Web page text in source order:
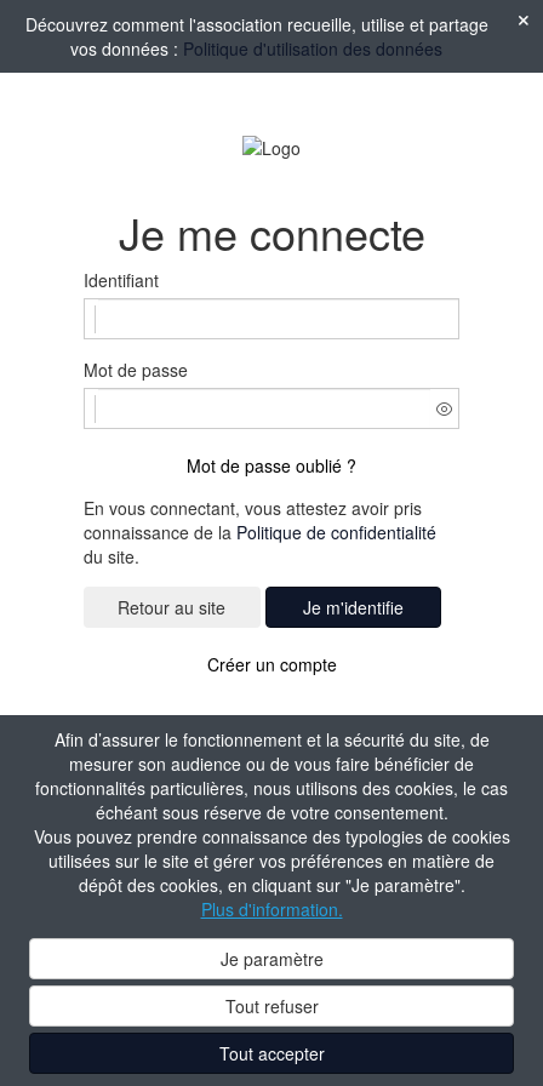
Afin d’assurer le fonctionnement et la sécurité du site, de
mesurer son audience ou de vous faire bénéficier de
fonctionnalités particulières, nous utilisons des cookies, le cas
échéant sous réserve de votre consentement.
Vous pouvez prendre connaissance des typologies de cookies
utilisées sur le site et gérer vos préférences en matière de
dépôt des cookies, en cliquant sur "Je paramètre".
Plus d'information.
Je paramètre
Tout refuser
Tout accepter
Découvrez comment l'association recueille, utilise et partage
vos données : Politique d'utilisation des données
Je me connecte
Identifiant
Mot de passe
Mot de passe oublié ?
En vous connectant, vous attestez avoir pris
connaissance de la Politique de confidentialité
du site.
Je m'identifie
Créer un compte